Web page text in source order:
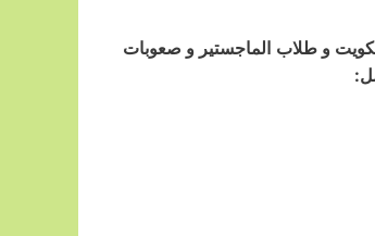
الكويت و طلاب الماجستير و صعوبات